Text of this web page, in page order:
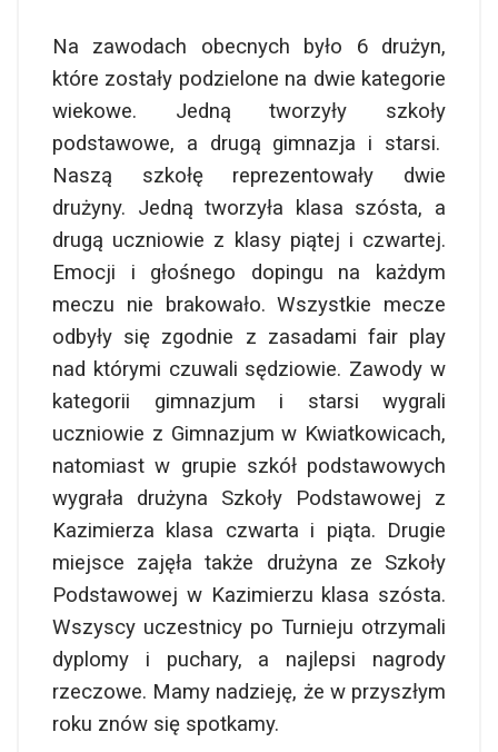
Na zawodach obecnych było 6 drużyn,
które zostały podzielone na dwie kategorie
wiekowe. Jedną tworzyły szkoły
podstawowe, a drugą gimnazja i starsi.
Naszą szkołę reprezentowały dwie
drużyny. Jedną tworzyła klasa szósta, a
drugą uczniowie z klasy piątej i czwartej.
Emocji i głośnego dopingu na każdym
meczu nie brakowało. Wszystkie mecze
odbyły się zgodnie z zasadami fair play
nad którymi czuwali sędziowie. Zawody w
kategorii gimnazjum i starsi wygrali
uczniowie z Gimnazjum w Kwiatkowicach,
natomiast w grupie szkół podstawowych
wygrała drużyna Szkoły Podstawowej z
Kazimierza klasa czwarta i piąta. Drugie
miejsce zajęła także drużyna ze Szkoły
Podstawowej w Kazimierzu klasa szósta.
Wszyscy uczestnicy po Turnieju otrzymali
dyplomy i puchary, a najlepsi nagrody
rzeczowe. Mamy nadzieję, że w przyszłym
roku znów się spotkamy.